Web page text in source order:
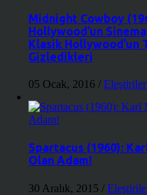
Midnight Cowboy
Hollywood’un
Klasik Hollywood’un
Gizledikleri
05 Ocak, 2016 / Eleştiriler
Spartacus (1960):
Olan Adam!
30 Aralık, 2015 /